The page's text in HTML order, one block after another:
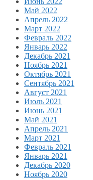
Май 2022
Апрель 2022
Март 2022
Февраль 2022
Январь 2022
Декабрь 2021
Ноябрь 2021
Октябрь 2021
Сентябрь 2021
Август 2021
Июль 2021
Июнь 2021
Май 2021
Апрель 2021
Март 2021
Февраль 2021
Январь 2021
Декабрь 2020
Ноябрь 2020